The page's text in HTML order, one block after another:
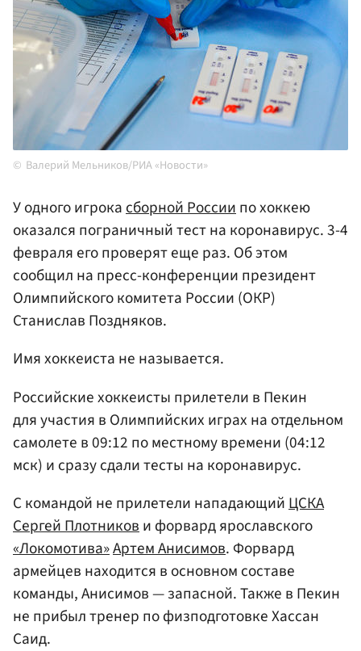
Валерий Мельников/РИА «Новости»
У одного игрокасборной Россиипо хоккею
оказался пограничный тест на коронавирус. 3-4
февраля его проверят еще раз. Об этом
сообщил на пресс-конференции президент
Олимпийского комитета России (ОКР)
Станислав Поздняков.
Имя хоккеиста не называется.
Российские хоккеисты прилетели в Пекин
для участия в Олимпийских играх на отдельном
самолете в 09:12 по местному времени (04:12
мск) и сразу сдали тесты на коронавирус.
С командой не прилетели нападающийЦСКА
Сергей Плотникови форвард ярославского
«Локомотива»Артем Анисимов. Форвард
армейцев находится в основном составе
команды, Анисимов — запасной. Также в Пекин
не прибыл тренер по физподготовке Хассан
Саид.